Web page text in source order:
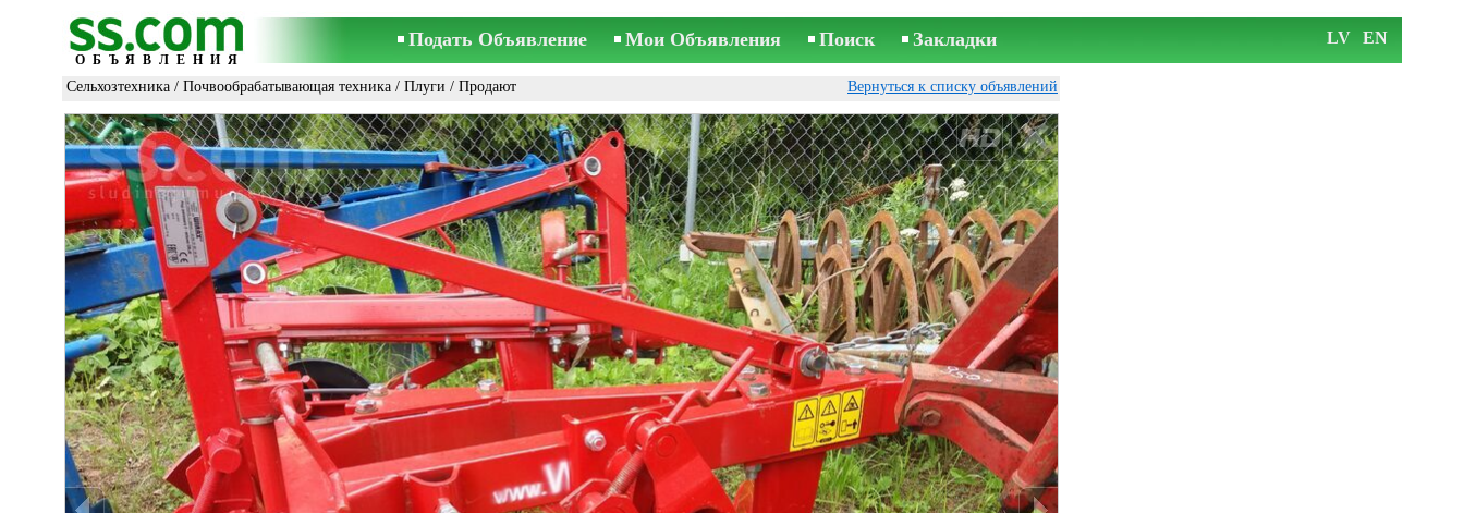
ОБЪЯВЛЕНИЯ
Подать Объявление Мои Объявления Поиск Закладки LV EN
Сельхозтехника / Почвообрабатывающая техника / Плуги / Продают Вернуться к списку объявлений